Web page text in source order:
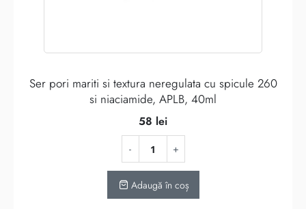
Ser pori mariti si textura neregulata cu spicule 260
si niaciamide, APLB, 40ml
58 lei
Adaugă în coș